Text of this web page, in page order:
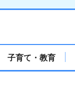
子育て・教育